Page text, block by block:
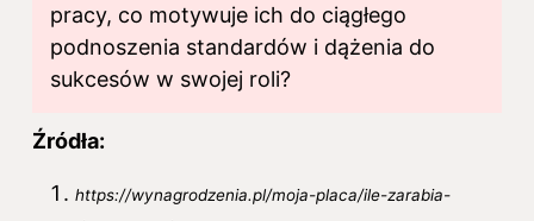
pracy, co motywuje ich do ciągłego
podnoszenia standardów i dążenia do
sukcesów w swojej roli?
Źródła:
https://wynagrodzenia.pl/moja-placa/ile-zarabia-